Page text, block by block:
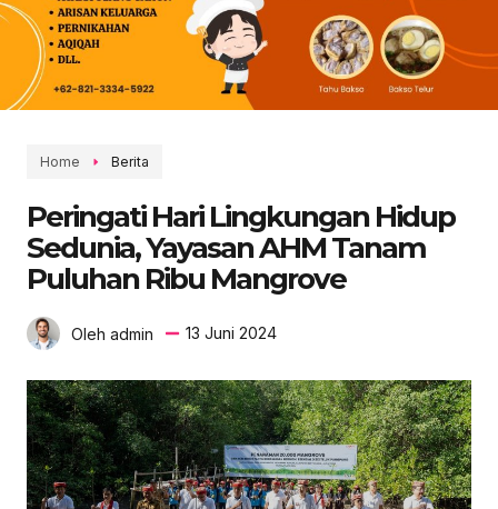
Home Berita
Peringati Hari Lingkungan Hidup
Sedunia, Yayasan AHM Tanam
Puluhan Ribu Mangrove
Oleh admin 13 Juni 2024